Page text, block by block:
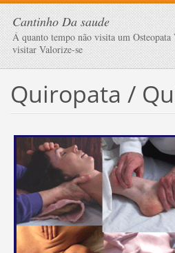
Cantinho Da saude
Á quanto tempo não visita um Osteopata
visitar Valorize-se
Quiropata /